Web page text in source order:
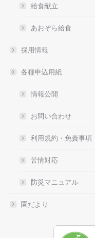
給食献立
あおぞら給食
採用情報
各種申込用紙
情報公開
お問い合わせ
利用規約・免責事項
苦情対応
防災マニュアル
園だより